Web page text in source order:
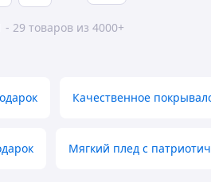
- 29 товаров из 4000+
Качественное
Мягкий плед с